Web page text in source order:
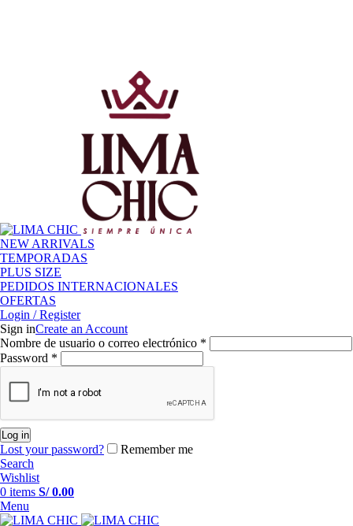
NEW ARRIVALS
TEMPORADAS
PLUS SIZE
PEDIDOS INTERNACIONALES
OFERTAS
Login / Register
Sign inCreate an Account
Nombre de usuario o correo electrónico *
Password *
Log in
Lost your password?
Remember me
Search
Wishlist
0 items S/0.00
Menu